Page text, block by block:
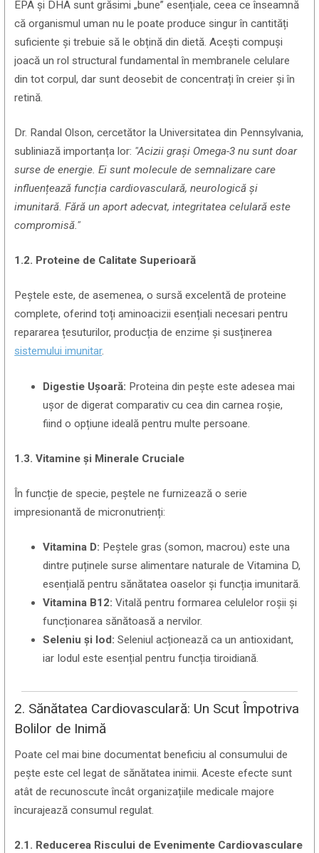
EPA și DHA sunt grăsimi „bune” esențiale, ceea ce înseamnă
că organismul uman nu le poate produce singur în cantități
suficiente și trebuie să le obțină din dietă. Acești compuși
joacă un rol structural fundamental în membranele celulare
din tot corpul, dar sunt deosebit de concentrați în creier și în
retină.
Dr. Randal Olson, cercetător la Universitatea din Pennsylvania,
subliniază importanța lor: "Acizii grași Omega-3 nu sunt doar
surse de energie. Ei sunt molecule de semnalizare care
influențează funcția cardiovasculară, neurologică și
imunitară. Fără un aport adecvat, integritatea celulară este
compromisă."
1.2. Proteine de Calitate Superioară
Peștele este, de asemenea, o sursă excelentă de proteine
complete, oferind toți aminoacizii esențiali necesari pentru
repararea țesuturilor, producția de enzime și susținerea
sistemului imunitar.
Digestie Ușoară: Proteina din pește este adesea mai
ușor de digerat comparativ cu cea din carnea roșie,
fiind o opțiune ideală pentru multe persoane.
1.3. Vitamine și Minerale Cruciale
În funcție de specie, peștele ne furnizează o serie
impresionantă de micronutrienți:
Vitamina D: Peștele gras (somon, macrou) este una
dintre puținele surse alimentare naturale de Vitamina D,
esențială pentru sănătatea oaselor și funcția imunitară.
Vitamina B12: Vitală pentru formarea celulelor roșii și
funcționarea sănătoasă a nervilor.
Seleniu și Iod: Seleniul acționează ca un antioxidant,
iar Iodul este esențial pentru funcția tiroidiană.
2. Sănătatea Cardiovasculară: Un Scut Împotriva
Bolilor de Inimă
Poate cel mai bine documentat beneficiu al consumului de
pește este cel legat de sănătatea inimii. Aceste efecte sunt
atât de recunoscute încât organizațiile medicale majore
încurajează consumul regulat.
2.1. Reducerea Riscului de Evenimente Cardiovasculare